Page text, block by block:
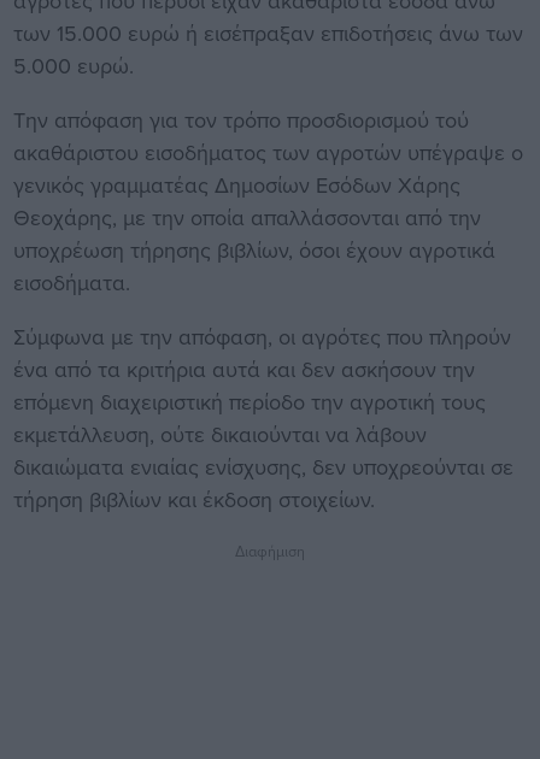
των 15.000 ευρώ ή εισέπραξαν επιδοτήσεις άνω των
5.000 ευρώ.
Την απόφαση για τον τρόπο προσδιορισμού τού
ακαθάριστου εισοδήματος των αγροτών υπέγραψε ο
γενικός γραμματέας Δημοσίων Εσόδων Χάρης
Θεοχάρης, με την οποία απαλλάσσονται από την
υποχρέωση τήρησης βιβλίων, όσοι έχουν αγροτικά
εισοδήματα.
Σύμφωνα με την απόφαση, οι αγρότες που πληρούν
ένα από τα κριτήρια αυτά και δεν ασκήσουν την
επόμενη διαχειριστική περίοδο την αγροτική τους
εκμετάλλευση, ούτε δικαιούνται να λάβουν
δικαιώματα ενιαίας ενίσχυσης, δεν υποχρεούνται σε
τήρηση βιβλίων και έκδοση στοιχείων.
Διαφήμιση